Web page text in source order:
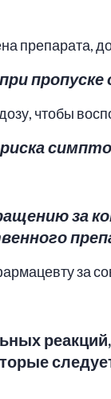
препарата,
пропуске
чтобы
риска
за
за